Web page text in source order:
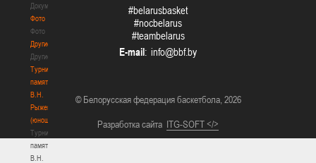
Документы
Фото
Фото
Другие
Другие
Турнир
памяти
В.Н.
Рыженкова
(юноши)
Турнир
памяти
В.Н.
#belarusbasket
#nocbelarus
#teambelarus
E-mail:
© Белорусская федерация баскетбола, 2026
Разработка сайта ITG-SOFT </>